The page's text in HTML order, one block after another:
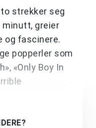
strekker seg
minutt, greier
og fascinere.
popperler som
«Only Boy In